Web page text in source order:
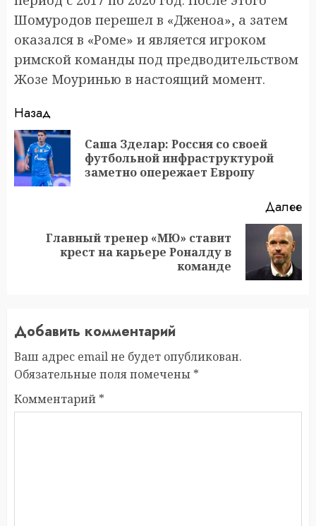
Шомуродов перешел в «Дженоа», а затем
оказался в «Роме» и является игроком
римской команды под предводительством
Жозе Моуринью в настоящий момент.
Продолжить
чтение
Назад
Саша Зделар: Россия со своей
футбольной инфраструктурой
заметно опережает Европу
Далее
Следующая
Главный тренер «МЮ» ставит
крест на карьере Роналду в
команде
Добавить комментарий
Ваш адрес email не будет опубликован.
Обязательные поля помечены *
Комментарий *